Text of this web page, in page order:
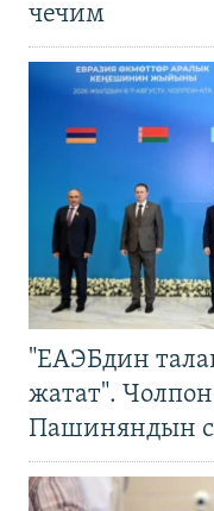
чечим
"ЕАЭБдин
жатат".
Пашиняндын